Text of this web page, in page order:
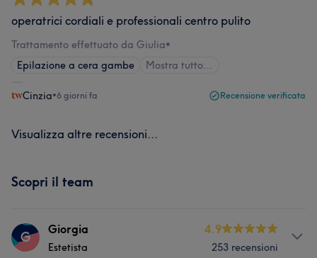
operatrici cordiali e professionali centro pulito
Trattamento effettuato da Giulia•
Epilazione a cera gambe
Mostra tutto…
Cinzia•6 giorni fa Recensione verificata
Visualizza altre recensioni...
Scopri il team
G Giorgia
Estetista
4.9
253 recensioni